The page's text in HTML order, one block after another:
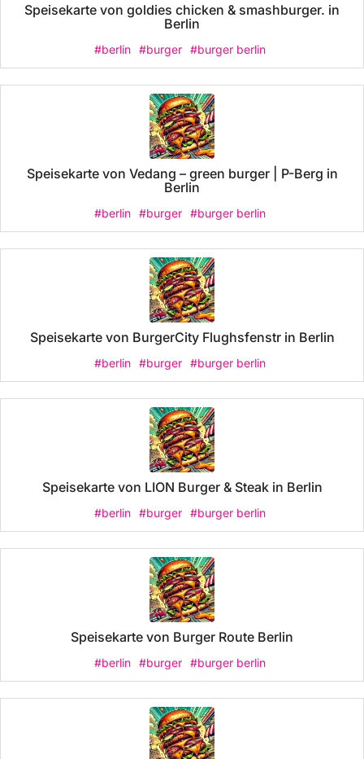
Speisekarte von goldies chicken & smashburger. in
Berlin
#berlin #burger #burger berlin
Speisekarte von Vedang – green burger | P-Berg in
Berlin
#berlin #burger #burger berlin
Speisekarte von BurgerCity Flughsfenstr in Berlin
#berlin #burger #burger berlin
Speisekarte von LION Burger & Steak in Berlin
#berlin #burger #burger berlin
Speisekarte von Burger Route Berlin
#berlin #burger #burger berlin